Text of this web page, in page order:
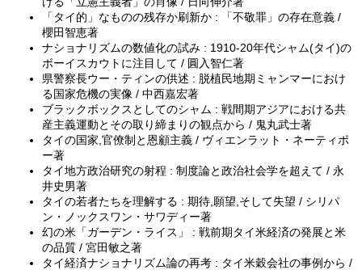
「タイ的」なものの残存か刷新か : 「不敬罪」の存在意義 /
櫻田智恵著
ナショナリズムの数値化の試み : 1910-20年代シャム(タイ)の
ボーイスカウトに注目して / 圓入智仁著
県警察長ウー・ティンの供述 : 脱植民地期ミャンマーにおけ
る国家危機の実像 / 中西嘉宏著
ブラックボックスとしてのシャム : 戦間期アジアにおける共
産主義運動とその取り締まりの観点から / 鬼丸武士著
タイの国家,官僚制と恩顧主義 / ヴィエンラット・ネーティポ
ー著
タイ地方政治研究の射程 : 制度論と政治社会学を超えて / 永
井史男著
タイの若者たちを理解する : 期待,願望,そして失望 / シリパ
ン・ノックスワン・サワディー著
幻の米「ガーデン・ライス」 : 戦前期タイ米経済の発展と米
の品質 / 宮田敏之著
タイ経済ナショナリズム論の再考 : タイ米穀会社の事例から /